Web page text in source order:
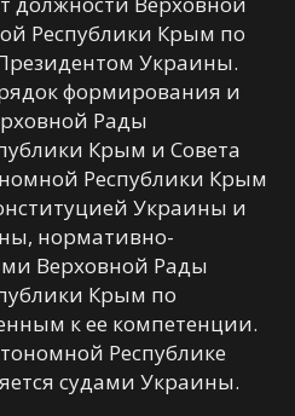
Республики Крым по
Украины.
формирования и
Рады
Крым и Совета
Республики Крым
Украины и
нормативно-
Верховной Рады
Крым по
к ее компетенции.
Республике
судами Украины.